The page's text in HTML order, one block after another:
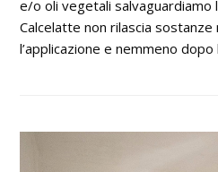
e/o oli vegetali salvaguardiamo
Calcelatte non rilascia
l’applicazione e nemmeno dopo